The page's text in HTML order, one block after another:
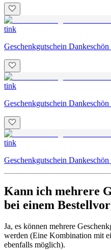
tink
Geschenkgutschein
tink
Geschenkgutschein
tink
Geschenkgutschein
Kann ich mehrere
bei einem
Ja, es können mehrere
werden (Eine Kombination mit
ebenfalls möglich).